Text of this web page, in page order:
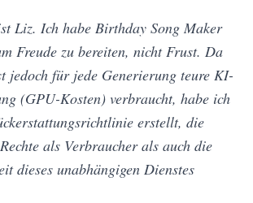
Liz. Ich habe Birthday Song Maker
Freude zu bereiten, nicht Frust. Da
jedoch für jede Generierung teure KI-
(GPU-Kosten) verbraucht, habe ich
erstellt, die
als Verbraucher als auch die
dieses unabhängigen Dienstes